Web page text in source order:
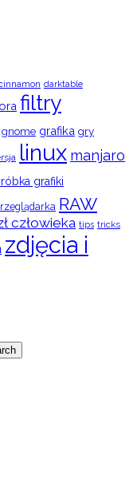
darktable
filtry
gnome grafika gry
linux manjaro
grafiki
RAW
człowieka tips tricks
zdjęcia i